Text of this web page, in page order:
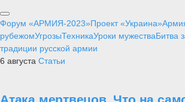
Форум «АРМИЯ-2023»Проект «Украина»
рубежомУгрозыТехникаУроки мужестваБитва
традиции русской армии
6 августа Статьи
Атака мертвецов. Что на